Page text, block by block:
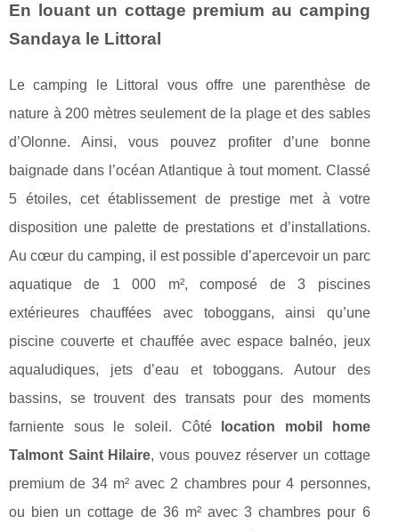
En louant un cottage premium au camping
Sandaya le Littoral
Le camping le Littoral vous offre une parenthèse de
nature à 200 mètres seulement de la plage et des sables
d’Olonne. Ainsi, vous pouvez profiter d’une bonne
baignade dans l’océan Atlantique à tout moment. Classé
5 étoiles, cet établissement de prestige met à votre
disposition une palette de prestations et d’installations.
Au cœur du camping, il est possible d’apercevoir un parc
aquatique de 1 000 m², composé de 3 piscines
extérieures chauffées avec toboggans, ainsi qu’une
piscine couverte et chauffée avec espace balnéo, jeux
aqualudiques, jets d’eau et toboggans. Autour des
bassins, se trouvent des transats pour des moments
farniente sous le soleil. Côté
location mobil home
Talmont Saint Hilaire, vous pouvez réserver un cottage
premium de 34 m² avec 2 chambres pour 4 personnes,
ou bien un cottage de 36 m² avec 3 chambres pour 6